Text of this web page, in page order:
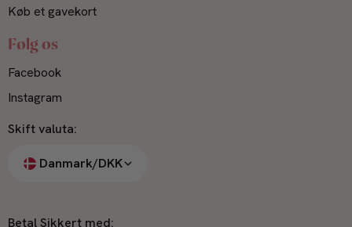
Køb et gavekort
Følg os
Facebook
Instagram
Skift valuta:
Danmark/DKK
Betal Sikkert med: